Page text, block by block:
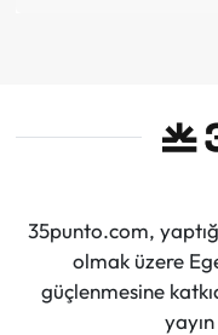
35punto.com,
olmak üzere
güçlenmesine